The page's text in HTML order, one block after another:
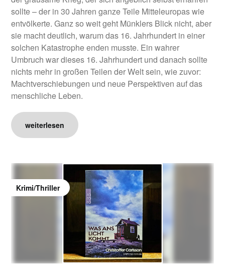
sollte – der in 30 Jahren ganze Teile Mitteleuropas wie
entvölkerte. Ganz so weit geht Münklers Blick nicht, aber
sie macht deutlich, warum das 16. Jahrhundert in einer
solchen Katastrophe enden musste. Ein wahrer
Umbruch war dieses 16. Jahrhundert und danach sollte
nichts mehr in großen Teilen der Welt sein, wie zuvor:
Machtverschiebungen und neue Perspektiven auf das
menschliche Leben.
weiterlesen
Krimi/Thriller